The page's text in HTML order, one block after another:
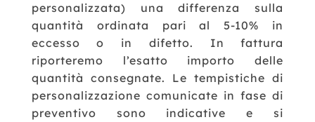
personalizzata) una differenza sulla
quantità ordinata pari al 5-10% in
eccesso o in difetto. In fattura
riporteremo l’esatto importo delle
quantità consegnate.
Le tempistiche di
personalizzazione comunicate in fase di
preventivo sono indicative e si